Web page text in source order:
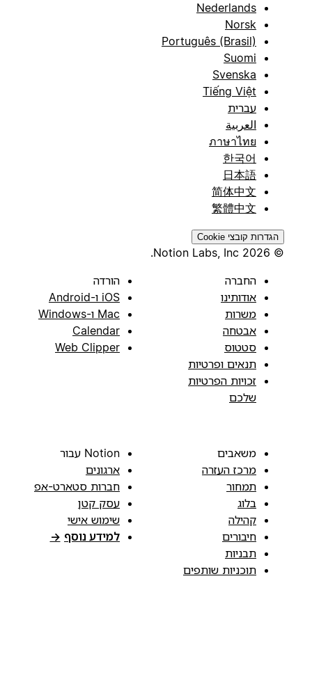
Nederlands
Norsk
Português (Brasil)
Suomi
Svenska
Tiếng Việt
עברית
العربية
ภาษาไทย
한국어
日本語
简体中文
繁體中文
הגדרות קובצי Cookie
החברה
אודותינו
משרות
אבטחה
סטטוס
תנאים ופרטיות
זכויות הפרטיות
שלכם
הורדה
iOS ו-Android
Mac ו-Windows
Calendar
Web Clipper
משאבים
מרכז העזרה
תמחור
בלוג
קהילה
חיבורים
תבניות
תוכניות שותפים
Notion עבור
ארגונים
חברות סטארט-אפ
עסק קטן
שימוש אישי
למידע נוסף →